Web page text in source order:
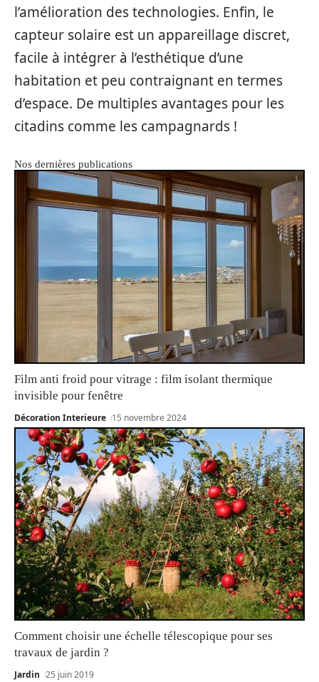
l’amélioration des technologies. Enfin, le
capteur solaire est un appareillage discret,
facile à intégrer à l’esthétique d’une
habitation et peu contraignant en termes
d’espace. De multiples avantages pour les
citadins comme les campagnards !
Nos dernières publications
Film anti froid pour vitrage : film isolant thermique
invisible pour fenêtre
Décoration Interieure 15 novembre 2024
Comment choisir une échelle télescopique pour ses
travaux de jardin ?
Jardin 25 juin 2019